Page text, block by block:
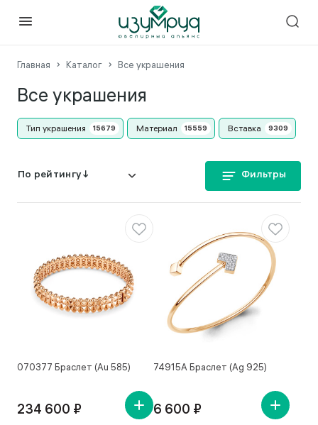
Главная Каталог Все украшения
Все украшения
Тип украшения Материал Вставка
Фильтры
070377 Браслет (Au 585)
234 600 ₽
74915А Браслет (Ag 925)
6 600 ₽